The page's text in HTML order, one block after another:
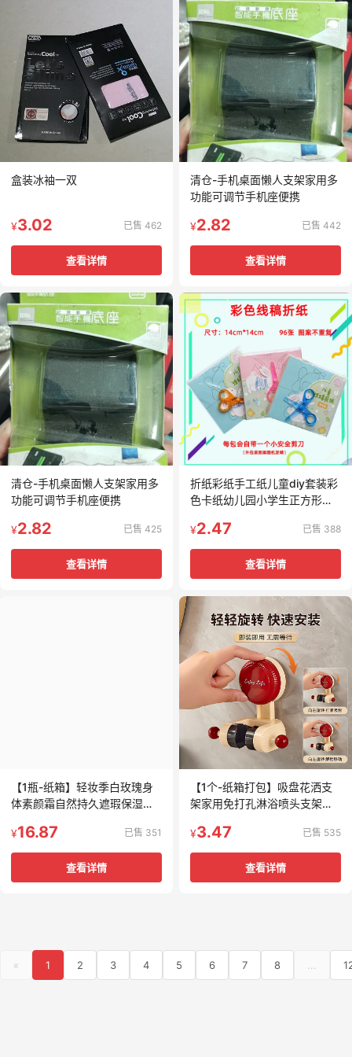
盒装冰袖一双
¥3.02 已售 462
查看详情
清仓-手机桌面懒人支架家用多
功能可调节手机座便携
¥2.82 已售 442
查看详情
清仓-手机桌面懒人支架家用多
功能可调节手机座便携
¥2.82 已售 425
查看详情
折纸彩纸手工纸儿童diy套装彩
色卡纸幼儿园小学生正方形剪
¥2.47 已售 388
查看详情
【1瓶-纸箱】轻妆季白玫瑰身
体素颜霜自然持久遮瑕保湿学
¥16.87 已售 351
查看详情
【1个-纸箱打包】吸盘花洒支
架家用免打孔淋浴喷头支架浴
¥3.47 已售 535
查看详情
« 1 2 3 4 5 6 7 8